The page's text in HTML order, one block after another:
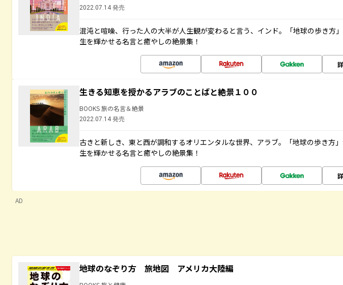
2022.07.14 発売
混沌と喧噪、行った人の大半が人生観が変わると言う、インド。「地球の歩き方
生を輝かせる名言と癒やしの絶景集！
生きる知恵を授かるアラブのことばと絶景１００
BOOKS 旅の名言＆絶景
2022.07.14 発売
古きと新しき、東と西が調和するオリエンタルな世界、アラブ。「地球の歩き方
生を輝かせる名言と癒やしの絶景集！
AD
地球のなぞり方 旅地図 アメリカ大陸編